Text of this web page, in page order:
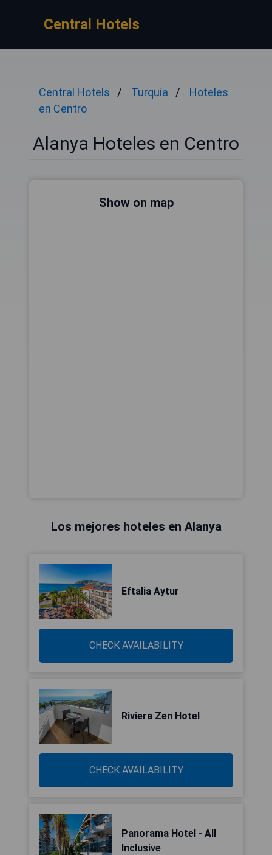
Central Hotels
Central Hotels Turquía
Hoteles
en Centro
Alanya Hoteles en Centro
Show on map
Los mejores hoteles en Alanya
Eftalia Aytur
CHECK AVAILABILITY
Riviera Zen Hotel
CHECK AVAILABILITY
Panorama Hotel - All
Inclusive